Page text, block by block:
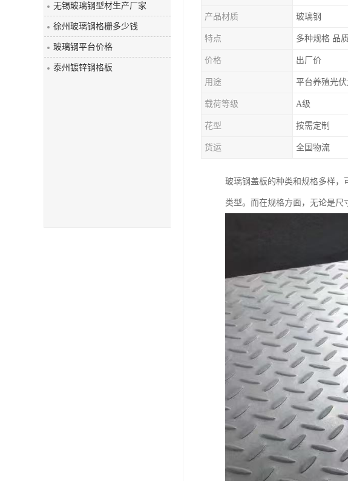
无锡玻璃钢型材生产厂家
徐州玻璃钢格栅多少钱
玻璃钢平台价格
泰州镀锌钢格板
产品材质 玻璃钢
特点 多种规格 品
价格 出厂价
用途 平台养殖光
载荷等级 A级
花型 按需定制
货运 全国物流
玻璃钢盖板的种类和规格多样，
类型。而在规格方面，无论是尺